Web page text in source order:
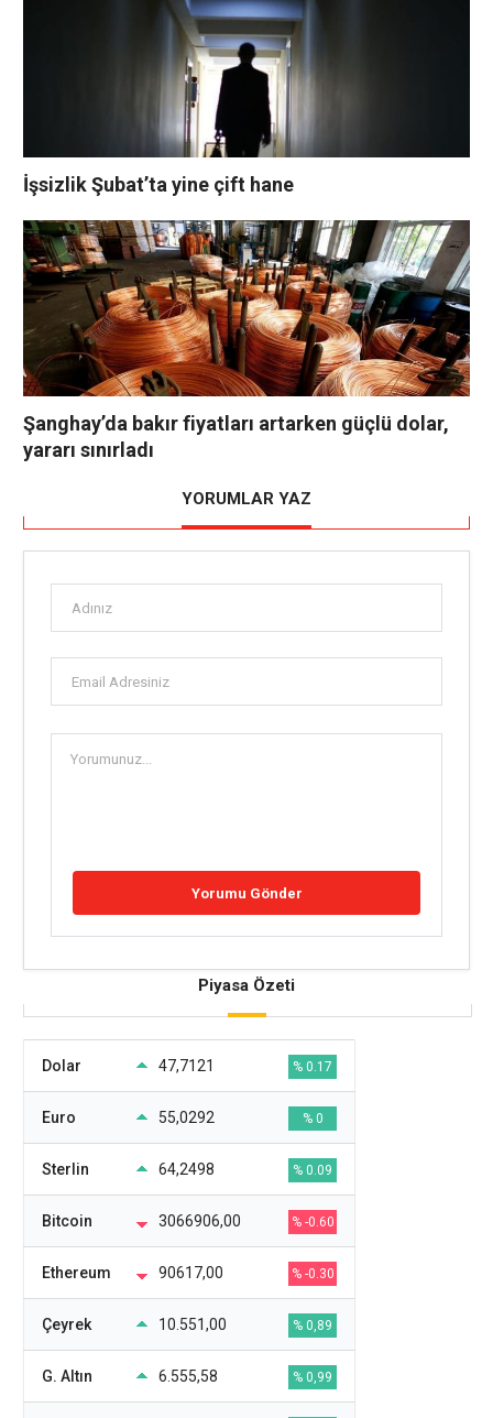
İşsizlik Şubat’ta yine çift hane
Şanghay’da bakır fiyatları artarken güçlü dolar,
yararı sınırladı
YORUMLAR YAZ
Piyasa Özeti
Dolar 47,7121 % 0.17
Euro 55,0292 % 0
Sterlin 64,2498 % 0.09
Bitcoin 3066906,00 % -0.60
Ethereum 90617,00 % -0.30
Çeyrek 10.551,00 % 0,89
G. Altın 6.555,58 % 0,99